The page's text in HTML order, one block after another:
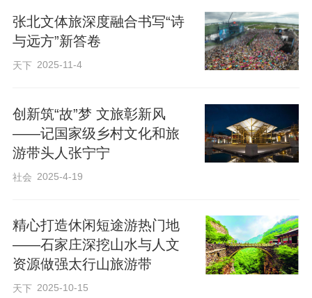
从一场登上央视的“栗粽”大赛，到一条
智能化板栗分拣生产线；从一座座被城市
老人长租的闲置“乡宿”，到一个汇聚多元主
振兴与“十五五”规划开局交织的宏大背景
下，青龙满族自治县以一系列颇具巧思的
实践，探索着文旅融合的新路径。
长，更关乎一种发展理念的悄然转身——
文旅如何真正成为惠及本地群众、赋能本
土产业、活化乡土文化的综合性新引擎？
张北文体旅深度融合书写“诗
与远方”新答卷
天下 2025-11-4
创新筑“故”梦 文旅彰新风
——记国家级乡村文化和旅
游带头人张宁宁
社会 2025-4-19
精心打造休闲短途游热门地
——石家庄深挖山水与人文
资源做强太行山旅游带
天下 2025-10-15